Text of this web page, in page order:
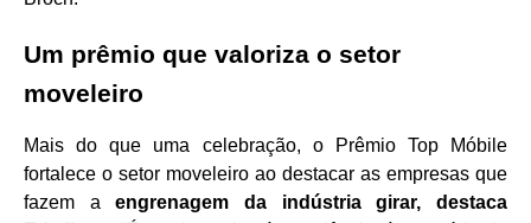
Um prêmio que valoriza o setor
moveleiro
Mais do que uma celebração, o Prêmio Top Móbile
fortalece o setor moveleiro ao destacar as empresas que
fazem aengrenagem da indústria girar, destaca